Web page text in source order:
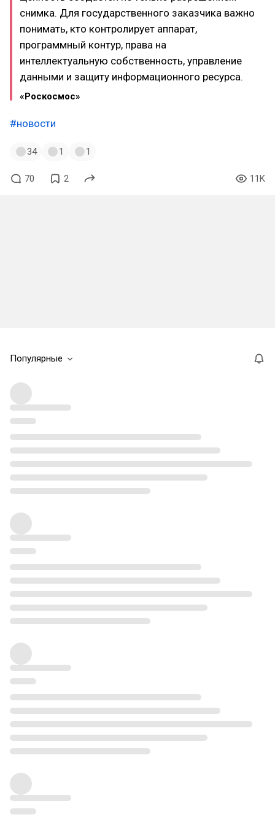
снимка. Для государственного заказчика важно
понимать, кто контролирует аппарат,
программный контур, права на
интеллектуальную собственность, управление
данными и защиту информационного ресурса.
«Роскосмос»
#новости
34 1 1
70 2 11K
Популярные